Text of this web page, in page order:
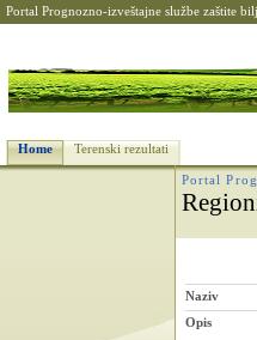
Portal Prognozno-izveštajne službe zaštite
Home Terenski rezultati
Portal
Naziv
Opis